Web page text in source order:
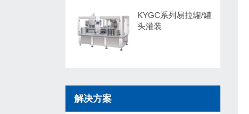
KYGC系列易拉罐/罐
头灌装
解决方案